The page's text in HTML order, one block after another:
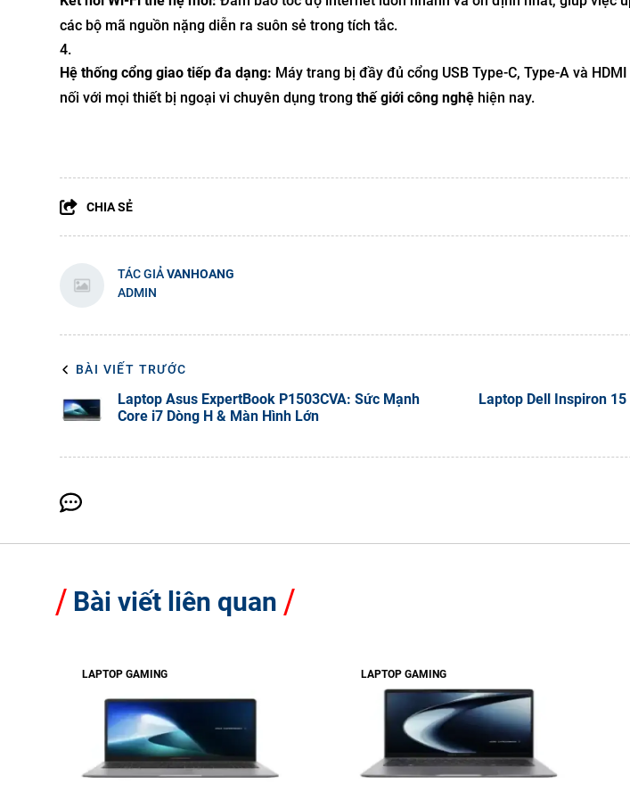
các bộ mã nguồn nặng diễn ra suôn sẻ trong tích tắc.
Hệ thống cổng giao tiếp đa dạng: Máy trang bị đầy đủ cổng USB Type-C, Type-A và
nối với mọi thiết bị ngoại vi chuyên dụng trong thế giới công nghệ hiện nay.
CHIA SẺ
TÁC GIẢVANHOANG
ADMIN
BÀI VIẾT TRƯỚC
Laptop Asus ExpertBook P1503CVA: Sức Mạnh
Core i7 Dòng H & Màn Hình Lớn
Laptop Dell Inspiron
Bài viết liên quan
LAPTOP GAMING LAPTOP GAMING